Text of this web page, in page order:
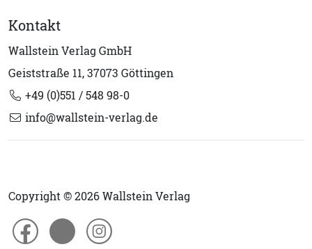
Kontakt
Wallstein Verlag GmbH
Geiststraße 11, 37073 Göttingen
+49 (0)551 / 548 98-0
info@wallstein-verlag.de
Copyright © 2026 Wallstein Verlag